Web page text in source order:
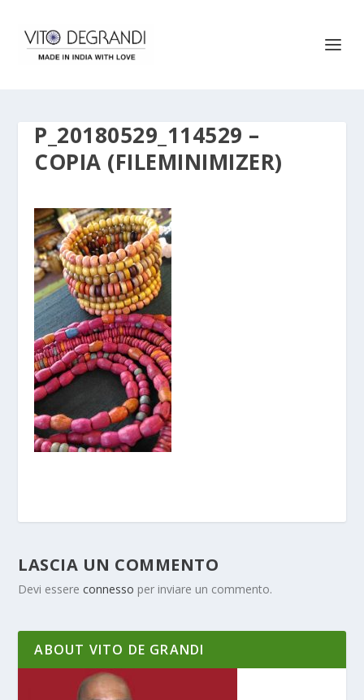
P_20180529_114529 –
COPIA (FILEMINIMIZER)
LASCIA UN COMMENTO
Devi essereconnesso per inviare un commento.
ABOUT VITO DE GRANDI